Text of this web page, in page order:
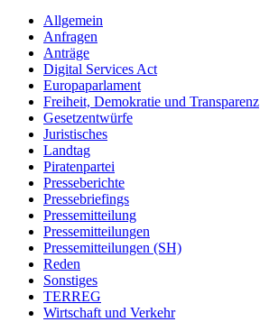
Allgemein
Anfragen
Anträge
Digital Services Act
Europaparlament
Freiheit, Demokratie und Transparenz
Gesetzentwürfe
Juristisches
Landtag
Piratenpartei
Presseberichte
Pressebriefings
Pressemitteilung
Pressemitteilungen
Pressemitteilungen (SH)
Reden
Sonstiges
TERREG
Wirtschaft und Verkehr